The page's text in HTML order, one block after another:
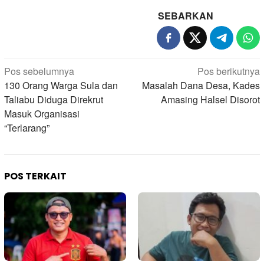
SEBARKAN
Navigasi
pos
Pos sebelumnya
130 Orang Warga Sula dan
Taliabu Diduga Direkrut
Masuk Organisasi
“Terlarang”
Pos berikutnya
Masalah Dana Desa, Kades
Amasing Halsel Disorot
POS TERKAIT